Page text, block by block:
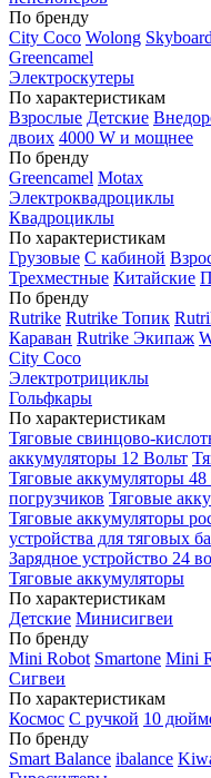
По бренду
City Coco Wolong Skyboard
Greencamel
Электроскутеры
По характеристикам
Взрослые Детские
двоих 4000 W и мощнее
По бренду
Greencamel Motax
Электроквадроциклы
Квадроциклы
По характеристикам
Грузовые С кабиной
Трехместные Китайские
По бренду
Rutrike Rutrike Топик
Караван Rutrike Экипаж
City Coco
Электротрициклы
Гольфкары
По характеристикам
Тяговые свинцово-
аккумуляторы 12 Вольт
Тяговые аккумуляторы 48
погрузчиков Тяговые
Тяговые аккумуляторы
устройства для тяговых
Зарядное устройство 24
Тяговые аккумуляторы
По характеристикам
Детские Минисигвеи
По бренду
Mini Robot Smartone Mini
Сигвеи
По характеристикам
Космос С ручкой 10
По бренду
Smart Balance ibalance